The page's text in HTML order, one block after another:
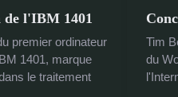
l'IBM 1401
premier ordinateur
1401, marque
le traitement
Tim
du